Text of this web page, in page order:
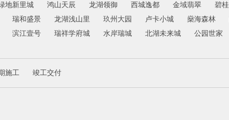
地新里城 鸿山天辰 龙湖领御 西城逸都 金域翡翠 碧
瑞和盛景 龙湖浅山里 玖州大园 卢卡小城 燊海森林
滨江壹号 瑞祥学府城 水岸瑞城 北湖未来城 公园世家
施工 竣工交付